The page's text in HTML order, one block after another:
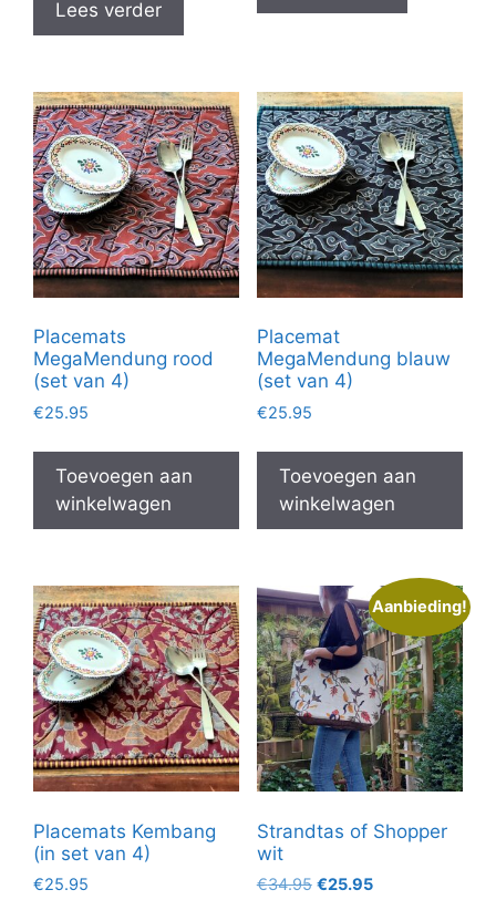
Lees verder
Placemats
MegaMendung rood
(set van 4)
€25.95
Toevoegen aan
winkelwagen
Placemat
MegaMendung blauw
(set van 4)
€25.95
Toevoegen aan
winkelwagen
Placemats Kembang
(in set van 4)
€25.95
Aanbieding!
Strandtas of Shopper
wit
€34.95 Oorspronkelijke
€25.95Huidige